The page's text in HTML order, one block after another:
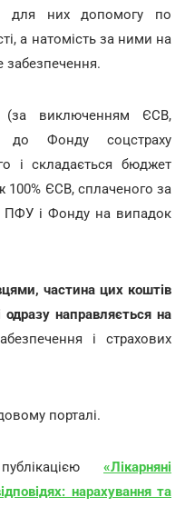
для них допомогу по
а натомість за ними на
забезпечення.
виключенням ЄСВ,
до Фонду соцстраху
і складається бюджет
100% ЄСВ, сплаченого за
ПФУ і Фонду на випадок
частина цих коштів
направляється на
і страхових
порталі.
«Лікарняні
нарахування та